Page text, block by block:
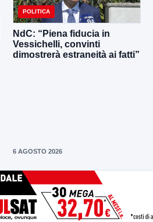
POLITICA
NdC: “Piena fiducia in
Vessichelli, convinti
dimostrerà estraneità ai fatti”
6 AGOSTO 2026